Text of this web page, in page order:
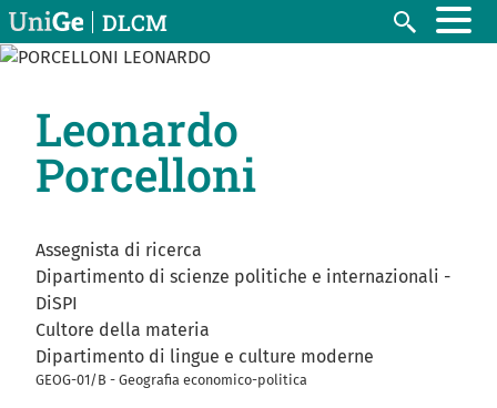
Salta al contenuto principale
DLCM Cerca
Leonardo
Porcelloni
Assegnista di ricerca
Dipartimento di scienze politiche e internazionali -
DiSPI
Cultore della materia
Dipartimento di lingue e culture moderne
GEOG-01/B - Geografia economico-politica